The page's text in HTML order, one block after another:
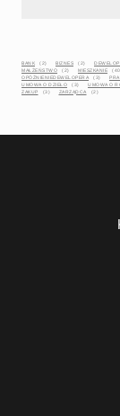
BANK (2) BIZNES (2)
MAŁŻEŃSTWO
(2) MIESZKANIE
OPÓŹNIENIEDEWELOPERA
(3)
UMOWA O DZIEŁO
(3) UMOWA O
ZAKUP
(3) ZARZĄDCA (2)